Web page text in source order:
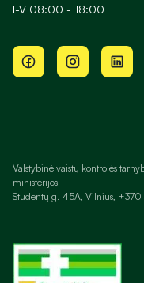
I-V 08:00 - 18:00
Valstybinė vaistų kontrolės
ministerijos
Studentų g. 45A, Vilnius,